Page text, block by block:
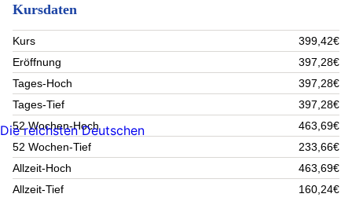
Kursdaten
Kurs
399,42€
Eröffnung
397,28€
Tages-Hoch
397,28€
Tages-Tief
397,28€
52 Wochen-Hoch
463,69€
52 Wochen-Tief
233,66€
Allzeit-Hoch
463,69€
Allzeit-Tief
160,24€
Die reichsten Deutschen